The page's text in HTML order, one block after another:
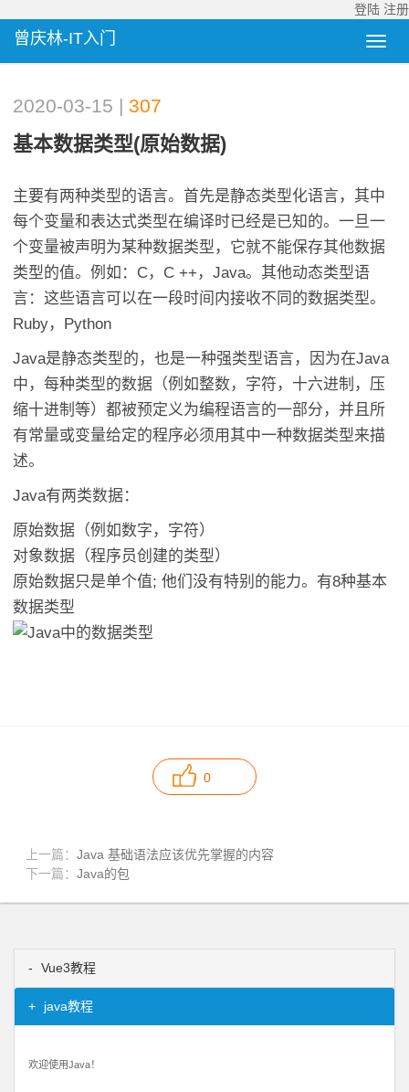
登陆 注册
曾庆林-IT入门
2020-03-15 |307
基本数据类型(原始数据)
主要有两种类型的语言。首先是静态类型化语言，其中
每个变量和表达式类型在编译时已经是已知的。一旦一
个变量被声明为某种数据类型，它就不能保存其他数据
类型的值。例如：C，C ++，Java。其他动态类型语
言：这些语言可以在一段时间内接收不同的数据类型。
Ruby，Python
Java是静态类型的，也是一种强类型语言，因为在Java
中，每种类型的数据（例如整数，字符，十六进制，压
缩十进制等）都被预定义为编程语言的一部分，并且所
有常量或变量给定的程序必须用其中一种数据类型来描
述。
Java有两类数据：
原始数据（例如数字，字符）
对象数据（程序员创建的类型）
原始数据只是单个值; 他们没有特别的能力。有8种基本
数据类型
0
上一篇： Java 基础语法应该优先掌握的内容
下一篇： Java的包
Vue3教程
java教程
欢迎使用Java！